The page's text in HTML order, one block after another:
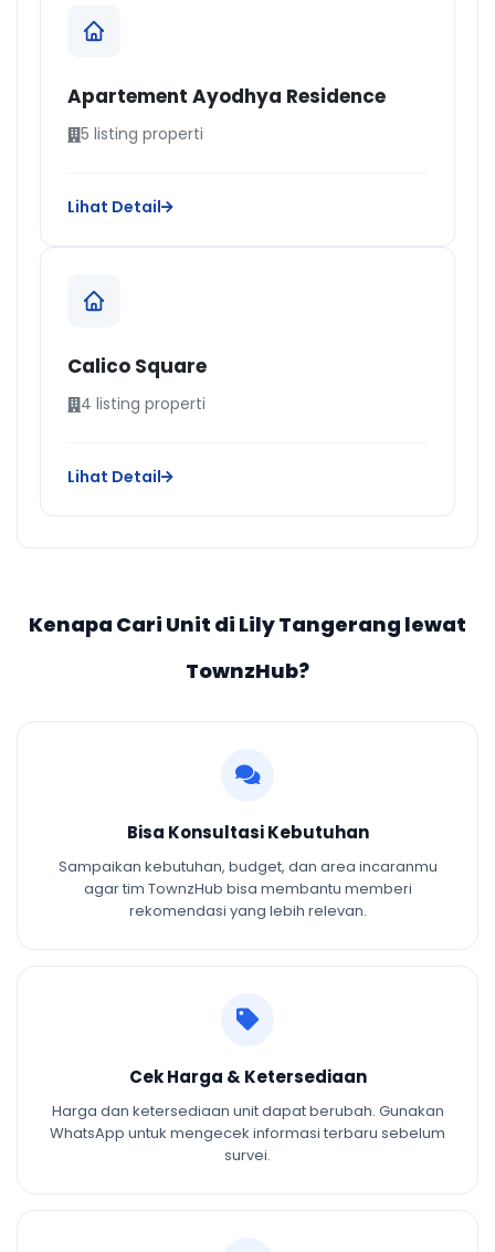
Apartement Ayodhya Residence
5 listing properti
Lihat Detail
Calico Square
4 listing properti
Lihat Detail
Kenapa Cari Unit di Lily Tangerang lewat
TownzHub?
Bisa Konsultasi Kebutuhan
Sampaikan kebutuhan, budget, dan area incaranmu
agar tim TownzHub bisa membantu memberi
rekomendasi yang lebih relevan.
Cek Harga & Ketersediaan
Harga dan ketersediaan unit dapat berubah. Gunakan
WhatsApp untuk mengecek informasi terbaru sebelum
survei.